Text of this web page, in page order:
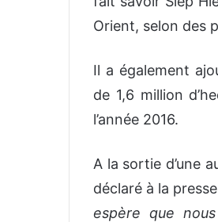
Orient, selon des
Il a également
de 1,6 million
l’année 2016.
A la sortie d’une
déclaré à la
espère que